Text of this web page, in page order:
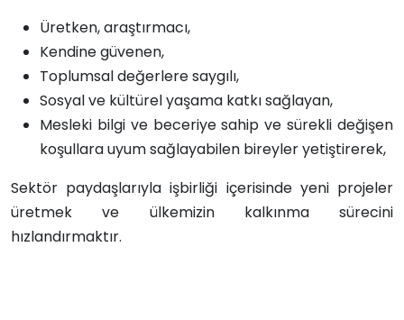
Üretken, araştırmacı,
Kendine güvenen,
Toplumsal değerlere saygılı,
Sosyal ve kültürel yaşama katkı sağlayan,
Mesleki bilgi ve beceriye sahip ve sürekli değişen
koşullara uyum sağlayabilen bireyler yetiştirerek,
Sektör paydaşlarıyla işbirliği içerisinde yeni projeler
üretmek ve ülkemizin kalkınma sürecini
hızlandırmaktır.